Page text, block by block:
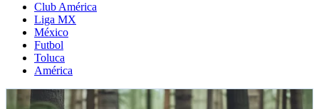
Club América
Liga MX
México
Futbol
Toluca
América